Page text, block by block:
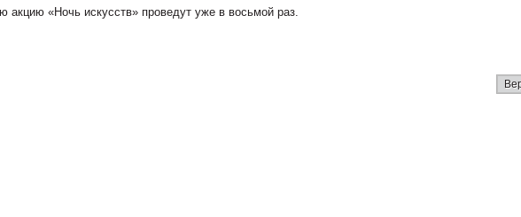
акцию «Ночь искусств» проведут уже в восьмой раз.